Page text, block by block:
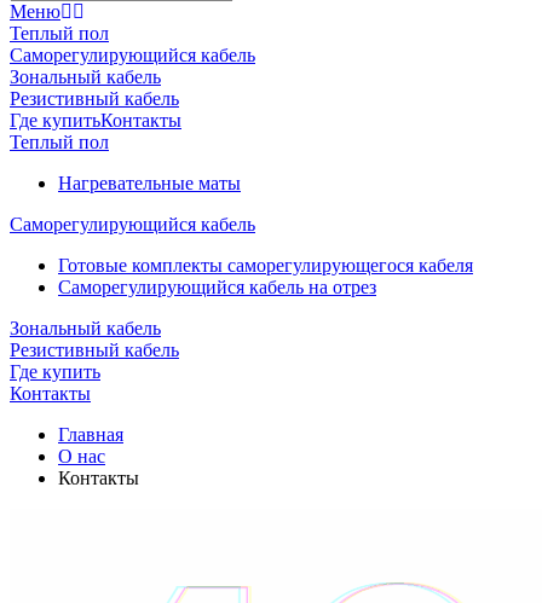
Меню
Теплый пол
Саморегулирующийся кабель
Зональный кабель
Резистивный кабель
Где купитьКонтакты
Теплый пол
Нагревательные маты
Саморегулирующийся кабель
Готовые комплекты саморегулирующегося кабеля
Саморегулирующийся кабель на отрез
Зональный кабель
Резистивный кабель
Где купить
Контакты
Главная
О нас
Контакты